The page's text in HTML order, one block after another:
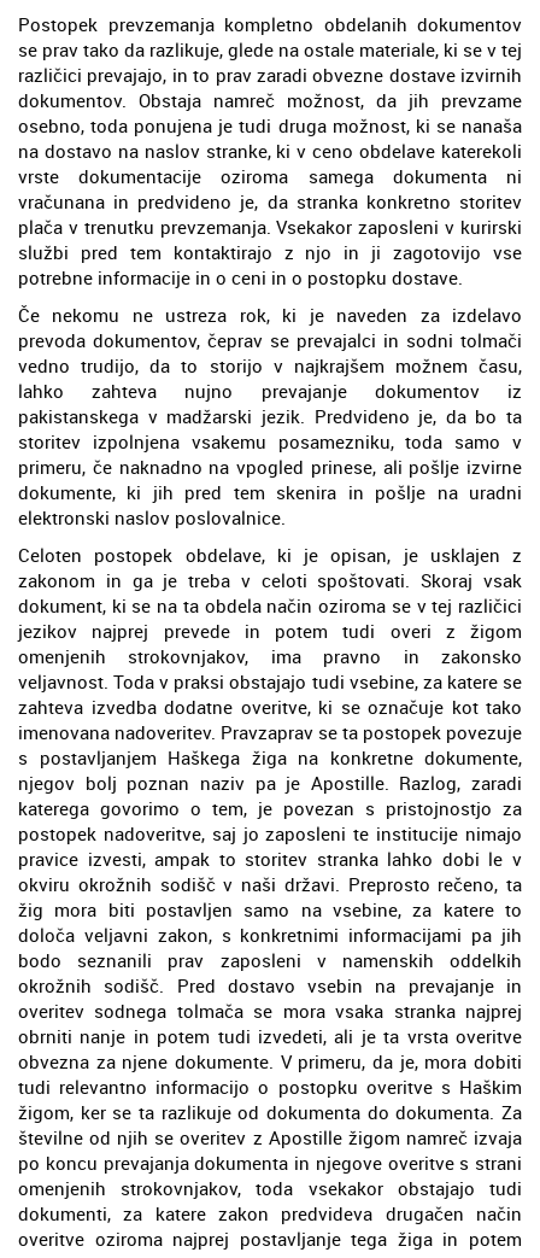
Postopek prevzemanja kompletno obdelanih dokumentov
se prav tako da razlikuje, glede na ostale materiale, ki se v tej
različici prevajajo, in to prav zaradi obvezne dostave izvirnih
dokumentov. Obstaja namreč možnost, da jih prevzame
osebno, toda ponujena je tudi druga možnost, ki se nanaša
na dostavo na naslov stranke, ki v ceno obdelave katerekoli
vrste dokumentacije oziroma samega dokumenta ni
vračunana in predvideno je, da stranka konkretno storitev
plača v trenutku prevzemanja. Vsekakor zaposleni v kurirski
službi pred tem kontaktirajo z njo in ji zagotovijo vse
potrebne informacije in o ceni in o postopku dostave.
Če nekomu ne ustreza rok, ki je naveden za izdelavo
prevoda dokumentov, čeprav se prevajalci in sodni tolmači
vedno trudijo, da to storijo v najkrajšem možnem času,
lahko zahteva nujno prevajanje dokumentov iz
pakistanskega v madžarski jezik. Predvideno je, da bo ta
storitev izpolnjena vsakemu posamezniku, toda samo v
primeru, če naknadno na vpogled prinese, ali pošlje izvirne
dokumente, ki jih pred tem skenira in pošlje na uradni
elektronski naslov poslovalnice.
Celoten postopek obdelave, ki je opisan, je usklajen z
zakonom in ga je treba v celoti spoštovati. Skoraj vsak
dokument, ki se na ta obdela način oziroma se v tej različici
jezikov najprej prevede in potem tudi overi z žigom
omenjenih strokovnjakov, ima pravno in zakonsko
veljavnost. Toda v praksi obstajajo tudi vsebine, za katere se
zahteva izvedba dodatne overitve, ki se označuje kot tako
imenovana nadoveritev. Pravzaprav se ta postopek povezuje
s postavljanjem Haškega žiga na konkretne dokumente,
njegov bolj poznan naziv pa je Apostille. Razlog, zaradi
katerega govorimo o tem, je povezan s pristojnostjo za
postopek nadoveritve, saj jo zaposleni te institucije nimajo
pravice izvesti, ampak to storitev stranka lahko dobi le v
okviru okrožnih sodišč v naši državi. Preprosto rečeno, ta
žig mora biti postavljen samo na vsebine, za katere to
določa veljavni zakon, s konkretnimi informacijami pa jih
bodo seznanili prav zaposleni v namenskih oddelkih
okrožnih sodišč. Pred dostavo vsebin na prevajanje in
overitev sodnega tolmača se mora vsaka stranka najprej
obrniti nanje in potem tudi izvedeti, ali je ta vrsta overitve
obvezna za njene dokumente. V primeru, da je, mora dobiti
tudi relevantno informacijo o postopku overitve s Haškim
žigom, ker se ta razlikuje od dokumenta do dokumenta. Za
številne od njih se overitev z Apostille žigom namreč izvaja
po koncu prevajanja dokumenta in njegove overitve s strani
omenjenih strokovnjakov, toda vsekakor obstajajo tudi
dokumenti, za katere zakon predvideva drugačen način
overitve oziroma najprej postavljanje tega žiga in potem